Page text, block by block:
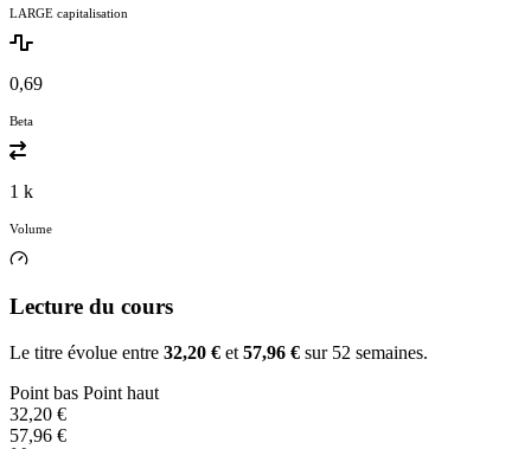
LARGE capitalisation
0,69
Beta
1 k
Volume
Lecture du cours
Le titre évolue entre 32,20 € et 57,96 € sur 52 semaines.
Point bas Point haut
32,20 €
57,96 €